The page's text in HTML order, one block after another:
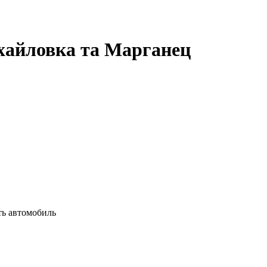
та Марганец
автомобиль